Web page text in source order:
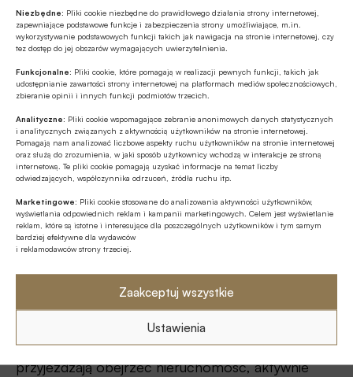
Niezbędne: Pliki cookie niezbędne do prawidłowego działania strony internetowej,
zapewniające podstawowe funkcje i zabezpieczenia strony umożliwiające, m.in.
wykorzystywanie podstawowych funkcji takich jak nawigacja na stronie internetowej, czy
tez dostęp do jej obszarów wymagających uwierzytelnienia.
Funkcjonalne: Pliki cookie, które pomagają w realizacji pewnych funkcji, takich jak
udostępnianie zawartości strony internetowej na platformach mediów społecznościowych,
zbieranie opinii i innych funkcji podmiotów trzecich.
Analityczne: Pliki cookie wspomagające zebranie anonimowych danych statystycznych
i analitycznych związanych z aktywnością użytkowników na stronie internetowej.
Pomagają nam analizować liczbowe aspekty ruchu użytkowników na stronie internetowej
oraz służą do zrozumienia, w jaki sposób użytkownicy wchodzą w interakcje ze stroną
internetową. Te pliki cookie pomagają uzyskać informacje na temat liczby
odwiedzających, współczynnika odrzuceń, źródła ruchu itp.
Marketingowe: Pliki cookie stosowane do analizowania aktywności użytkowników,
wyświetlania odpowiednich reklam i kampanii marketingowych. Celem jest wyświetlanie
reklam, które są istotne i interesujące dla poszczególnych użytkowników i tym samym
bardziej efektywne dla wydawców
i reklamodawców strony trzeciej.
Zaakceptuj wszystkie
Ustawienia
‒ Oczekuje się, że tempo transakcji wzrośnie w
ograniczenia w podróżowaniu.
Pierwsze efekty poluzowań już obserwujemy –
inwestorzy, zwłaszcza z kontynentalnej Europy,
przyjeżdżają obejrzeć nieruchomość, aktywnie